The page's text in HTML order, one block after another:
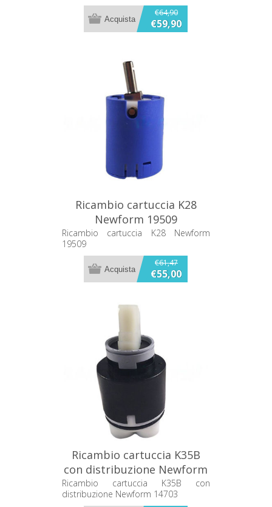
€64,90
€59,90
Ricambio cartuccia K28
Newform 19509
Ricambio cartuccia K28 Newform
19509
€61,47
€55,00
Ricambio cartuccia K35B
con distribuzione Newform
14703
Ricambio cartuccia K35B con
distribuzione Newform 14703